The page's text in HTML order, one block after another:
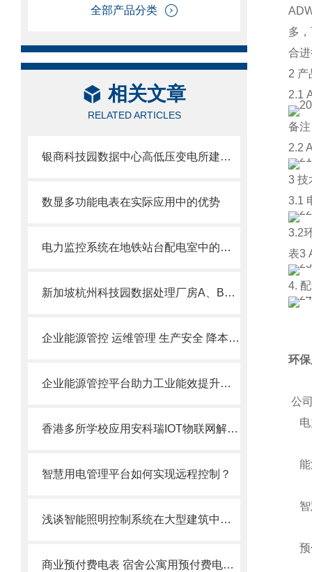
全部产品分类
相关文章
RELATED ARTICLES
银商科技园数据中心高低压变电所建设项目电气火灾监控系统设计与应用.
数显多功能电表在实际应用中的优势
电力监控系统在地铁站台配电室中的应用
新加坡杭州科技园数据处理厂房A、B区项目电气火灾监控系统的应用
企业能源管控 运维管理 生产安全 降本增效解决方案
企业能源管控平台助力工业能效提升行动计划
香港多所学校应用安科瑞IOT物联网解决方案
智慧用电管理平台如何实现远程控制？
浅谈智能照明控制系统在大型建筑中的应用
商业预付费电表 宿舍公寓用预付费电表厂家
多
合
2 产
2.1
备
2.2
3 技
3.1
3.2
表3
4.
环
公
电
能
智
预